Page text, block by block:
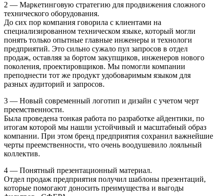
2 — Маркетинговую стратегию для продвижения сложного
технического оборудования.
До сих пор компания говорила с клиентами на
специализированном техническом языке, который могли
понять только опытные главные инженеры и технологи
предприятий. Это сильно сужало пул запросов в отдел
продаж, оставляя за бортом закупщиков, инженеров нового
поколения, проектировщиков. Мы помогли компании
преподнести тот же продукт удобоваримым языком для
разных аудиторий и запросов.
3 — Новый современный логотип и дизайн с учетом черт
преемственности.
Была проведена тонкая работа по разработке айдентики, по
итогам которой мы нашли устойчивый и масштабный образ
компании. При этом бренд предприятия сохранил важнейшие
черты преемственности, что очень воодушевило лояльный
коллектив.
4 — Понятный презентационный материал.
Отдел продаж предприятия получил шаблоны презентаций,
которые помогают доносить преимущества и выгоды